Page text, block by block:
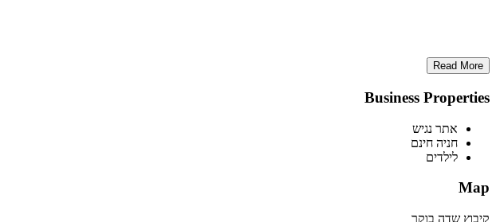
Read More
Business Properties
אתר נגיש
חניה חינם
לילדים
Map
קיבוץ שדה בוקר